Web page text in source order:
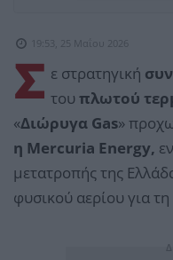
19:53, 25 Μαΐου 2026
Σ ε στρατηγική
του πλωτού
«Διώρυγα Gas»
η Mercuria Energy,
μετατροπής της
φυσικού αερίου για